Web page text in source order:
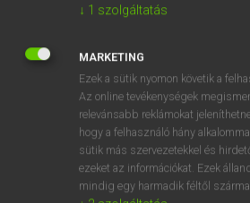
NINCS
Nincs regisztrációm és
díjmentes próbaverziójának
belépek.
↓ 1 szolgáltatás
MARKETING
Ezek a sütik nyomon követik a
Az online tevékenységek
relevánsabb reklámokat
hogy a felhasználó hány
sütik más szervezetekkel és
ezeket az információkat. Ezek
mindig egy harmadik féltől